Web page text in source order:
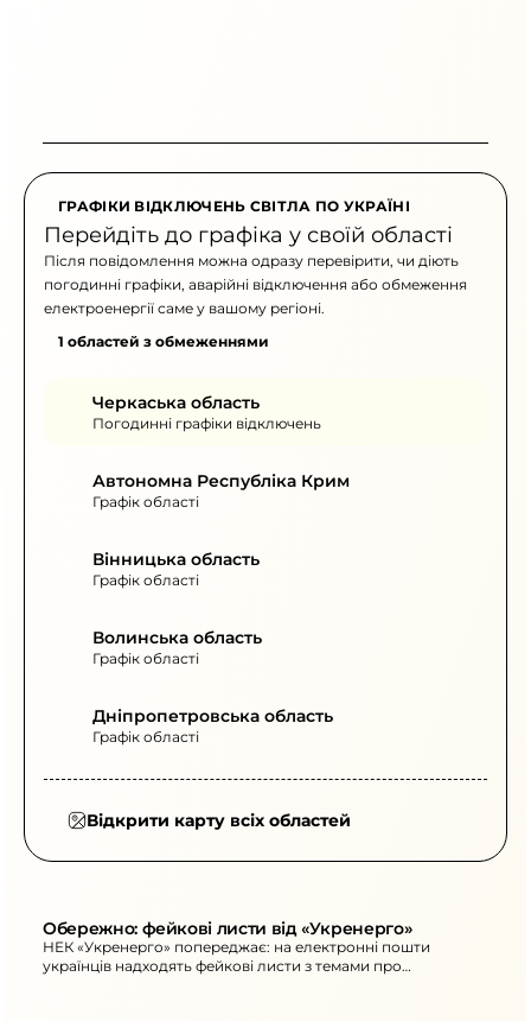
ГРАФІКИ ВІДКЛЮЧЕНЬ СВІТЛА ПО УКРАЇНІ
Перейдіть до графіка у своїй області
Після повідомлення можна одразу перевірити, чи діють
погодинні графіки, аварійні відключення або обмеження
електроенергії саме у вашому регіоні.
1 областей з обмеженнями
Черкаська область
Погодинні графіки відключень
Автономна Республіка Крим
Графік області
Вінницька область
Графік області
Волинська область
Графік області
Дніпропетровська область
Графік області
Відкрити карту всіх областей
Обережно: фейкові листи від «Укренерго»
НЕК «Укренерго» попереджає: на електронні пошти
українців надходять фейкові листи з темами про